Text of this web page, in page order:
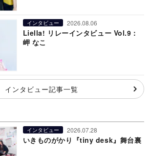
インタビュー 2026.08.06
Liella! リレーインタビュー Vol.9：
岬 なこ
インタビュー記事一覧
インタビュー 2026.07.28
いきものがかり『tiny desk』舞台裏